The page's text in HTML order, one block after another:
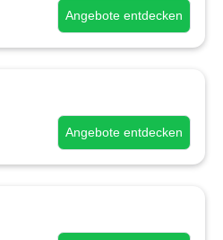
Angebote entdecken
Angebote entdecken